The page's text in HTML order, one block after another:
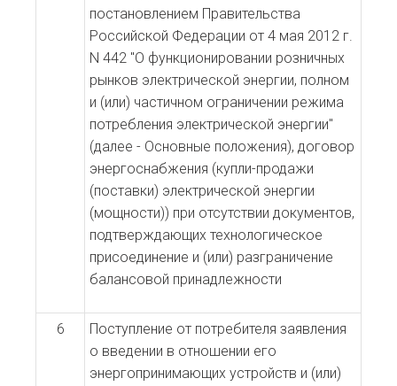
постановлением Правительства
Российской Федерации от 4 мая 2012 г.
N 442 "О функционировании розничных
рынков электрической энергии, полном
и (или) частичном ограничении режима
потребления электрической энергии"
(далее - Основные положения), договор
энергоснабжения (купли-продажи
(поставки) электрической энергии
(мощности)) при отсутствии документов,
подтверждающих технологическое
присоединение и (или) разграничение
балансовой принадлежности
6
Поступление от потребителя заявления
о введении в отношении его
энергопринимающих устройств и (или)